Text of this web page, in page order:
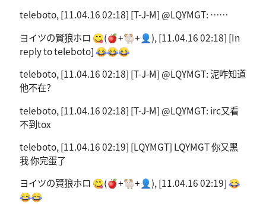
teleboto, [11.04.16 02:18] [T-J-M] @LQYMGT: ……
ヨイツの賢狼ホロ 😋(🍎+🐏+👤), [11.04.16 02:18] [In
reply to teleboto] 😂😂😂
teleboto, [11.04.16 02:18] [T-J-M] @LQYMGT: 泥咋知道
他不在？
teleboto, [11.04.16 02:18] [T-J-M] @LQYMGT: irc又看
不到tox
teleboto, [11.04.16 02:19] [LQYMGT] LQYMGT 你又黑
我 你完蛋了
ヨイツの賢狼ホロ 😋(🍎+🐏+👤), [11.04.16 02:19] 😂
😂😂